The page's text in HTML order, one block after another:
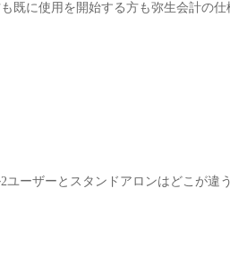
既に使用を開始する方も弥生会計の
ユーザーとスタンドアロンはどこが違